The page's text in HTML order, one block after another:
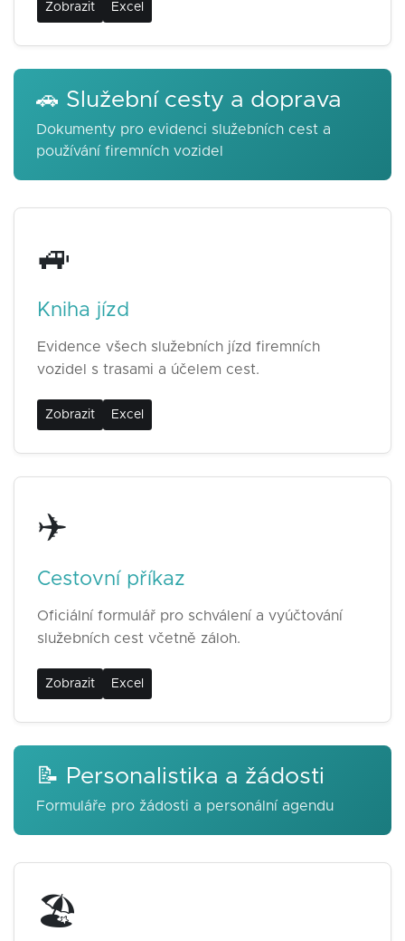
Zobrazit Excel
🚗 Služební cesty a doprava
Dokumenty pro evidenci služebních cest a
používání firemních vozidel
🚙
Kniha jízd
Evidence všech služebních jízd firemních
vozidel s trasami a účelem cest.
Zobrazit Excel
✈️
Cestovní příkaz
Oficiální formulář pro schválení a vyúčtování
služebních cest včetně záloh.
Zobrazit Excel
📝 Personalistika a žádosti
Formuláře pro žádosti a personální agendu
🏖️